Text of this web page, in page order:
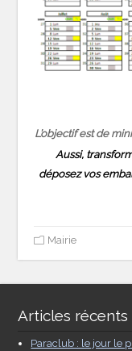
L’objectif est de
Aussi,
déposez vos
Mairie
Articles récents
Paraclub : le jour le